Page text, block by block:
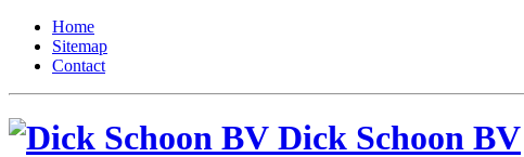
Home
Sitemap
Contact
Dick Schoon BV